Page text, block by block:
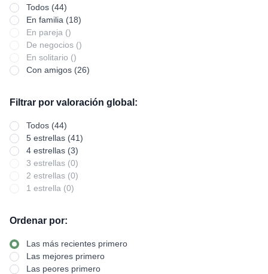
Todos (44)
En familia (18)
En pareja ()
De negocios ()
En solitario ()
Con amigos (26)
Filtrar por valoración global:
Todos (44)
5 estrellas (41)
4 estrellas (3)
3 estrellas (0)
2 estrellas (0)
1 estrella (0)
Ordenar por:
Las más recientes primero
Las mejores primero
Las peores primero